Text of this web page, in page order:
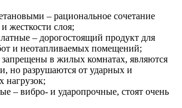
– рациональное сочетание
жесткости слоя;
– дорогостоящий продукт для
и неотапливаемых помещений;
в жилых комнатах, являются
но разрушаются от ударных и
нагрузок;
– вибро- и ударопрочные, стоят очень